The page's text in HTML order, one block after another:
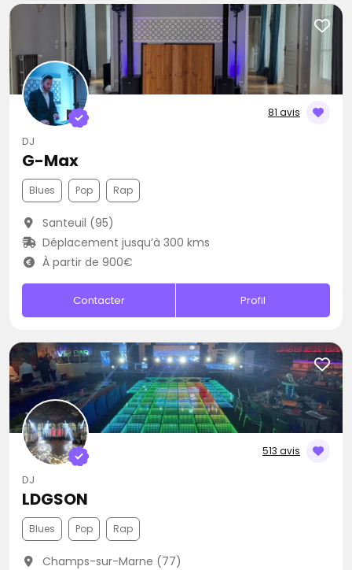
81 avis
DJ
G-Max
Blues Pop Rap
Santeuil (95)
Déplacement jusqu’à 300 kms
À partir de 900€
Contacter Profil
513 avis
DJ
LDGSON
Blues Pop Rap
Champs-sur-Marne (77)